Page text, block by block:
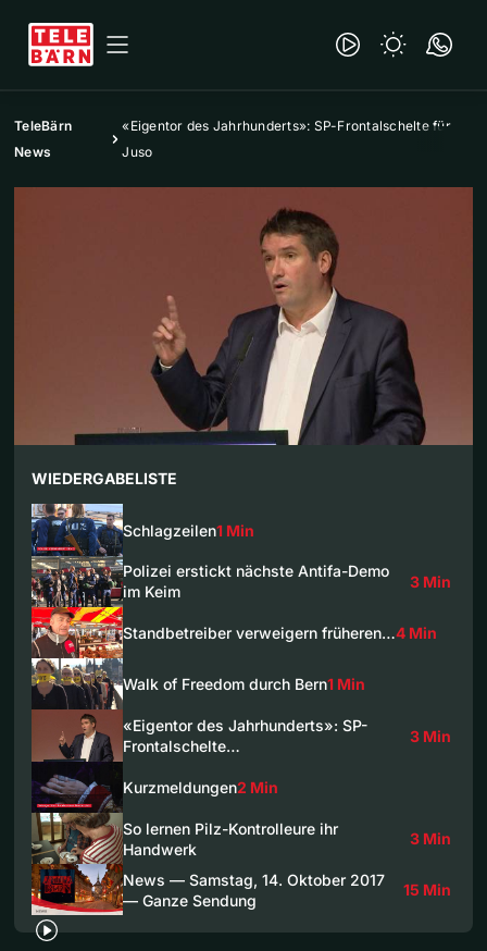
TeleBärn
News
«Eigentor des Jahrhunderts»: SP-Frontalschelte für
Juso
WIEDERGABELISTE
Schlagzeilen1 Min
Polizei erstickt nächste Antifa-Demo
im Keim
3 Min
Standbetreiber verweigern früheren…4 Min
Walk of Freedom durch Bern1 Min
«Eigentor des Jahrhunderts»: SP-
Frontalschelte…
3 Min
Kurzmeldungen2 Min
So lernen Pilz-Kontrolleure ihr
Handwerk
3 Min
News — Samstag, 14. Oktober 2017
— Ganze Sendung
15 Min